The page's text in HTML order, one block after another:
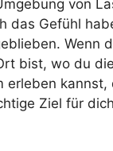
von
das Gefühl
Wenn
bist, wo du
erleben
Ziel für